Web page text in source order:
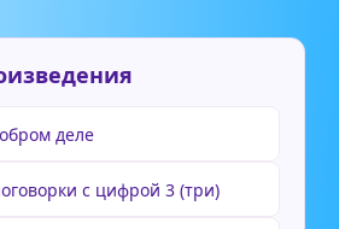
деле
с цифрой 3 (три)